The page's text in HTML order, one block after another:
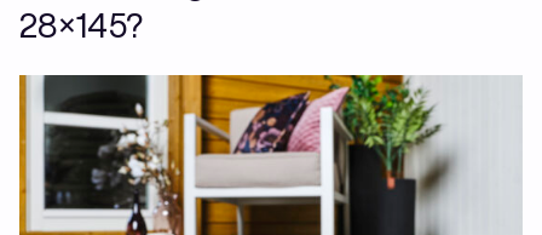
28×145?